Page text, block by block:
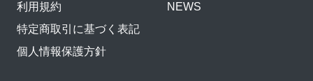
利用規約
特定商取引に基づく表記
個人情報保護方針
NEWS